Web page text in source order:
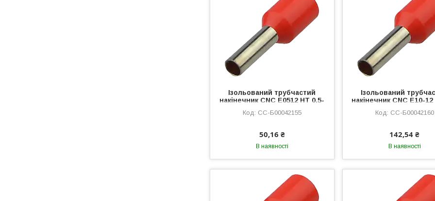
Ізольований трубчастий
накінечник CNC E0512 HT 0,5-
(Б00042155) втулковий,
CC-Б00042155
50,16 ₴
В наявності
Ізольований
накінечник CNC E10-12
(Б00042160) 10мм²
CC-Б00042160
142,54 ₴
В наявності